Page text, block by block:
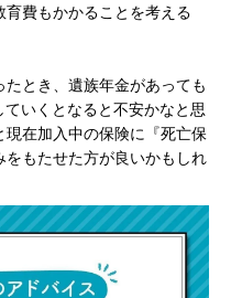
費もかかることを考える
とき、遺族年金があっても
いくとなると不安かなと思
在加入中の保険に『死亡保
もたせた方が良いかもしれ